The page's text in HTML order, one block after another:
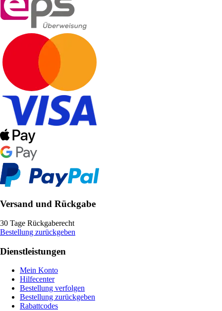
Versand und Rückgabe
30 Tage Rückgaberecht
Bestellung zurückgeben
Dienstleistungen
Mein Konto
Hilfecenter
Bestellung verfolgen
Bestellung zurückgeben
Rabattcodes